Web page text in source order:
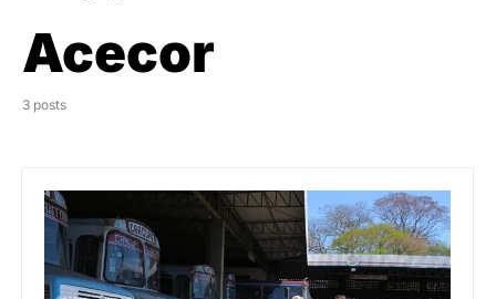
Acecor
3 posts